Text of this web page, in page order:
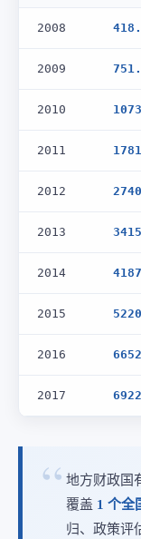
2008
2009
2010
2011
2012
2013
2014
2015
2016
2017
地方财政国
覆盖 1 个全
归、政策评